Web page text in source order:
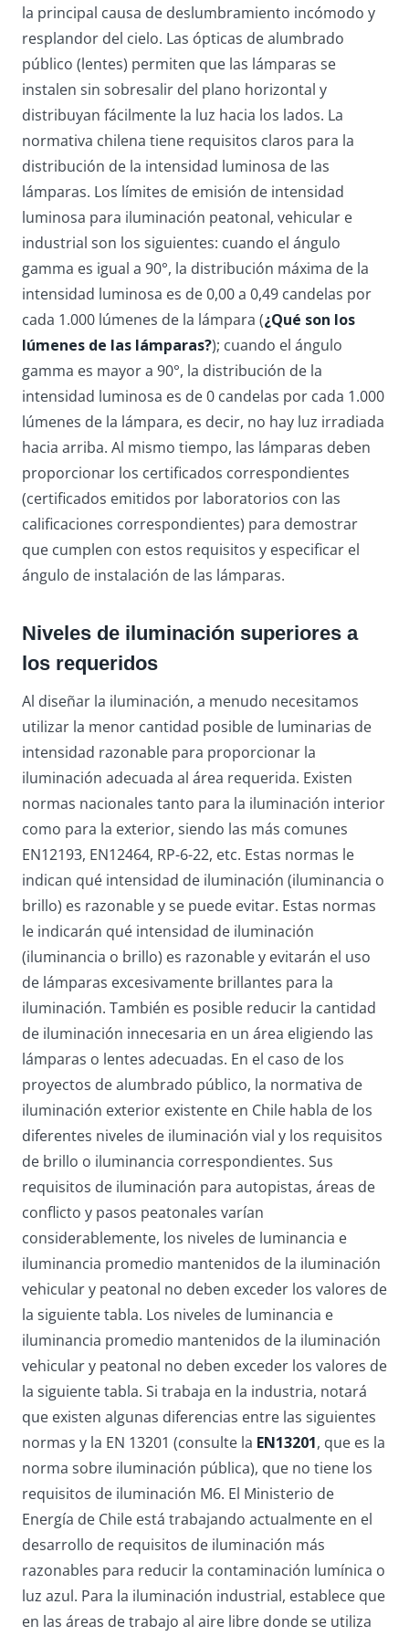
la principal causa de deslumbramiento incómodo y
resplandor del cielo. Las ópticas de alumbrado
público (lentes) permiten que las lámparas se
instalen sin sobresalir del plano horizontal y
distribuyan fácilmente la luz hacia los lados. La
normativa chilena tiene requisitos claros para la
distribución de la intensidad luminosa de las
lámparas. Los límites de emisión de intensidad
luminosa para iluminación peatonal, vehicular e
industrial son los siguientes: cuando el ángulo
gamma es igual a 90°, la distribución máxima de la
intensidad luminosa es de 0,00 a 0,49 candelas por
cada 1.000 lúmenes de la lámpara (¿Qué son los
lúmenes de las lámparas?); cuando el ángulo
gamma es mayor a 90°, la distribución de la
intensidad luminosa es de 0 candelas por cada 1.000
lúmenes de la lámpara, es decir, no hay luz irradiada
hacia arriba. Al mismo tiempo, las lámparas deben
proporcionar los certificados correspondientes
(certificados emitidos por laboratorios con las
calificaciones correspondientes) para demostrar
que cumplen con estos requisitos y especificar el
ángulo de instalación de las lámparas.
Niveles de iluminación superiores a
los requeridos
Al diseñar la iluminación, a menudo necesitamos
utilizar la menor cantidad posible de luminarias de
intensidad razonable para proporcionar la
iluminación adecuada al área requerida. Existen
normas nacionales tanto para la iluminación interior
como para la exterior, siendo las más comunes
EN12193, EN12464, RP-6-22, etc. Estas normas le
indican qué intensidad de iluminación (iluminancia o
brillo) es razonable y se puede evitar. Estas normas
le indicarán qué intensidad de iluminación
(iluminancia o brillo) es razonable y evitarán el uso
de lámparas excesivamente brillantes para la
iluminación. También es posible reducir la cantidad
de iluminación innecesaria en un área eligiendo las
lámparas o lentes adecuadas. En el caso de los
proyectos de alumbrado público, la normativa de
iluminación exterior existente en Chile habla de los
diferentes niveles de iluminación vial y los requisitos
de brillo o iluminancia correspondientes. Sus
requisitos de iluminación para autopistas, áreas de
conflicto y pasos peatonales varían
considerablemente, los niveles de luminancia e
iluminancia promedio mantenidos de la iluminación
vehicular y peatonal no deben exceder los valores de
la siguiente tabla. Los niveles de luminancia e
iluminancia promedio mantenidos de la iluminación
vehicular y peatonal no deben exceder los valores de
la siguiente tabla. Si trabaja en la industria, notará
que existen algunas diferencias entre las siguientes
normas y la EN 13201 (consulte la EN13201, que es la
norma sobre iluminación pública), que no tiene los
requisitos de iluminación M6. El Ministerio de
Energía de Chile está trabajando actualmente en el
desarrollo de requisitos de iluminación más
razonables para reducir la contaminación lumínica o
luz azul. Para la iluminación industrial, establece que
en las áreas de trabajo al aire libre donde se utiliza